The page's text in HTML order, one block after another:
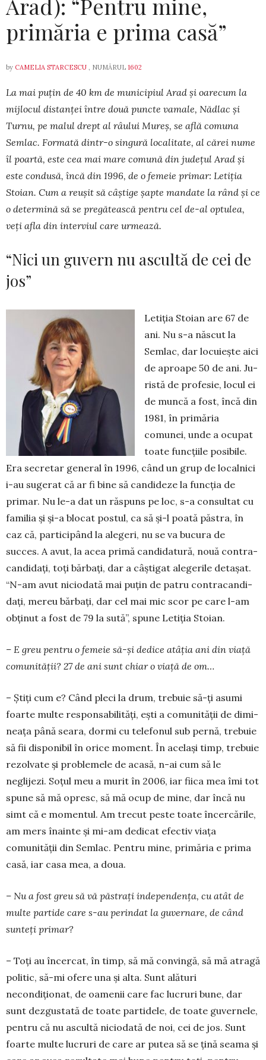
Arad): “Pentru mine,
primăria e prima casă”
by CAMELIA STARCESCU , NUMĂRUL 1602
La mai puțin de 40 km de municipiul Arad și oarecum la
mijlocul distanței între două puncte vamale, Nădlac și
Turnu, pe malul drept al râului Mureș, se află comuna
Sem­lac. For­ma­tă dintr-o singură localitate, al cărei nu­me
îl poar­tă, este cea mai mare comună din județul Arad și
este condusă, încă din 1996, de o femeie pri­mar: Letiția
Stoian. Cum a reușit să câștige șap­te mandate la rând și ce
o determină să se pre­gă­teas­că pentru cel de-al optulea,
veți afla din inter­viul care urmează.
“Nici un guvern nu ascultă de cei de
jos”
Letiția Stoian are 67 de
ani. Nu s-a născut la
Sem­­lac, dar locuiește aici
de aproape 50 de ani. Ju­
ris­tă de profesie, locul ei
de muncă a fost, încă din
1981, în primăria
comunei, unde a ocupat
toate func­țiile posibile.
Era secretar general în 1996, când un grup de localnici
i-au sugerat că ar fi bine să can­di­deze la funcția de
primar. Nu le-a dat un răs­puns pe loc, s-a consultat cu
familia și și-a blo­cat postul, ca să și-l poată păstra, în
caz că, partici­pând la alegeri, nu se va bucura de
succes. A avut, la acea primă candidatură, nouă con­tra­
candidați, toți băr­bați, dar a câștigat alegerile detașat.
“N-am avut ni­ci­o­dată mai puțin de patru con­tra­­can­di­
dați, me­reu băr­bați, dar cel mai mic scor pe care l-am
ob­ți­nut a fost de 79 la sută”, spune Letiția Stoian.
– E greu pentru o femeie să-și de­dice atâția ani din viață
comuni­tă­ții? 27 de ani sunt chiar o viață de om…
– Știți cum e? Când pleci la drum, trebuie să-ți asumi
foarte multe res­pon­­sabilități, ești a comu­ni­tății de di­mi­
neața până seara, dormi cu telefonul sub per­nă, trebuie
să fii disponibil în orice mo­ment. În același timp, trebuie
rezolvate și problemele de acasă, n-ai cum să le
neglijezi. Soțul meu a murit în 2006, iar fiica mea îmi tot
spune să mă opresc, să mă ocup de mine, dar încă nu
simt că e momen­tul. Am trecut peste toate încer­cările,
am mers îna­inte și mi-am dedicat efectiv viața
comunității din Semlac. Pentru mine, primăria e prima
casă, iar casa mea, a doua.
– Nu a fost greu să vă păstrați independența, cu atât de
multe partide care s-au perindat la gu­ver­nare, de când
sunteți primar?
– Toți au încercat, în timp, să mă convingă, să mă atragă
politic, să-mi ofere una și alta. Sunt ală­turi
necondiționat, de oamenii care fac lucruri bu­ne, dar
sunt dezgustată de toate partidele, de toate guvernele,
pentru că nu ascultă niciodată de noi, cei de jos. Sunt
foarte multe lucruri de care ar putea să se țină seama și